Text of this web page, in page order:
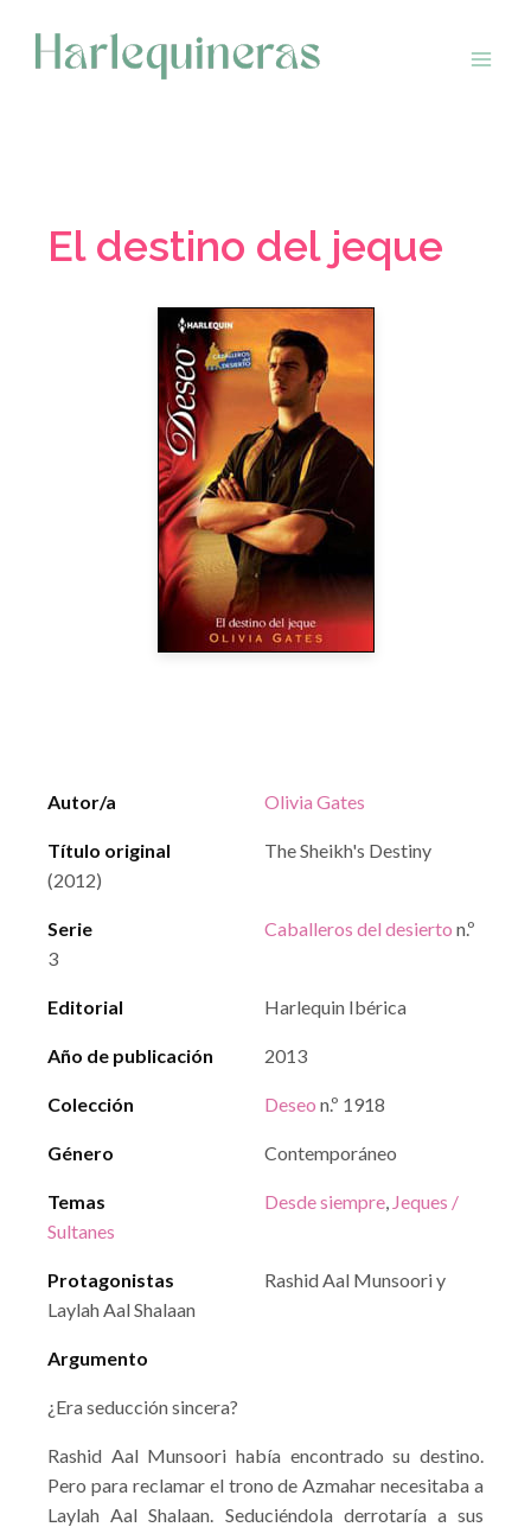
contenido
El destino del jeque
Autor/a Olivia Gates
Título original
The Sheikh's Destiny
(2012)
Serie Caballeros del desierto n.º
3
Editorial Harlequin Ibérica
Año de publicación 2013
Colección Deseo n.º 1918
Género Contemporáneo
Temas Desde siempre, Jeques /
Sultanes
Protagonistas
Rashid Aal Munsoori y
Laylah Aal Shalaan
Argumento
¿Era seducción sincera?
Rashid Aal Munsoori había encontrado su destino.
Pero para reclamar el trono de Azmahar necesitaba a
Laylah Aal Shalaan. Seduciéndola derrotaría a sus